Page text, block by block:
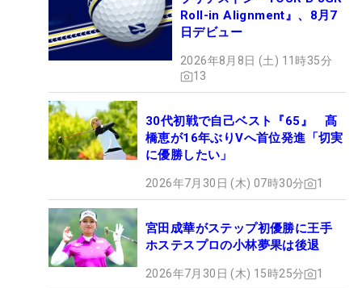
Roll-in Alignment』、8月7
日デビュー
2026年8月8日 (土) 11時35分
13
30代初戦で自己ベスト『65』 髙
橋恵が16年ぶりVへ首位発進「切実
に優勝したい」
2026年7月30日 (木) 07時30分 1
宮田成華がステップ初優勝に王手
ホステスプロの小林夢果は後退
2026年7月30日 (木) 15時25分 1